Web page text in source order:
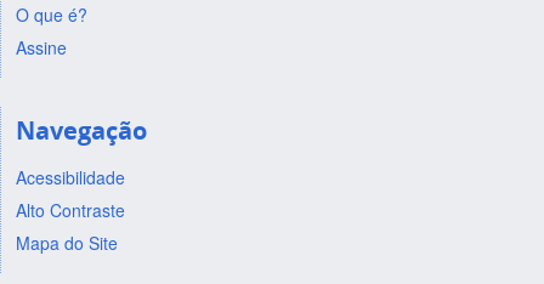
O que é?
Assine
Navegação
Acessibilidade
Alto Contraste
Mapa do Site